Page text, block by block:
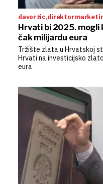
davor žic, direktor
Hrvati bi 2025.
čak milijardu eura
Tržište zlata u Hrvatskoj
Hrvati na investicijsko
eura